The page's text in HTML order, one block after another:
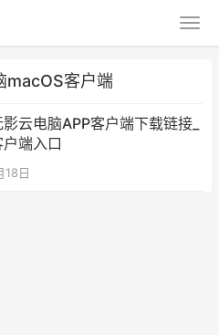
macOS客户端
云电脑APP客户端下载链接_
端入口
18日